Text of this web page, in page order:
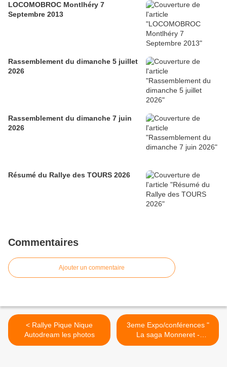
LOCOMOBROC Montlhéry 7
Septembre 2013
Rassemblement du dimanche 5 juillet
2026
Rassemblement du dimanche 7 juin
2026
Résumé du Rallye des TOURS 2026
Commentaires
Ajouter un commentaire
< Rallye Pique Nique
Autodream les photos
3eme Expo/conférences "
La saga Monneret -
courses et records en